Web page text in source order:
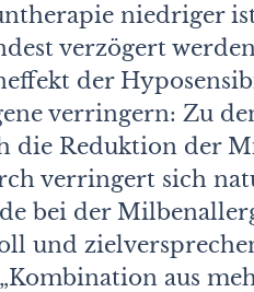
niedriger
verzögert
der
verringern: Zu
die Reduktion der
verringert sich
bei der
und
aus